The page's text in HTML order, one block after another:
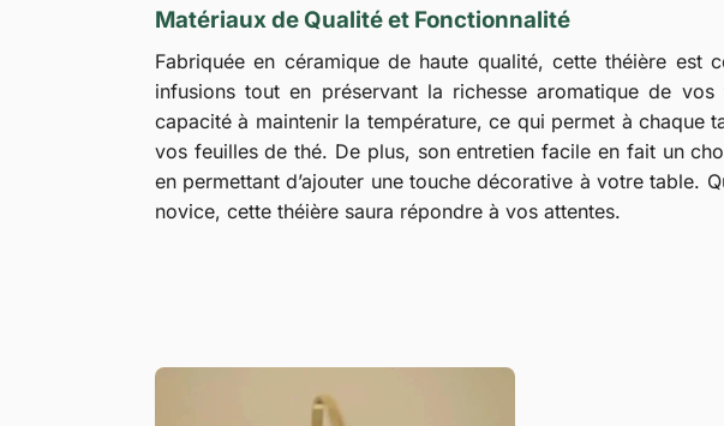
Matériaux de Qualité et Fonctionnalité
Fabriquée en céramique de haute qualité, cette théière est
infusions tout en préservant la richesse aromatique de
capacité à maintenir la température, ce qui permet à chaque
vos feuilles de thé. De plus, son entretien facile en fait un
en permettant d’ajouter une touche décorative à votre table.
novice, cette théière saura répondre à vos attentes.